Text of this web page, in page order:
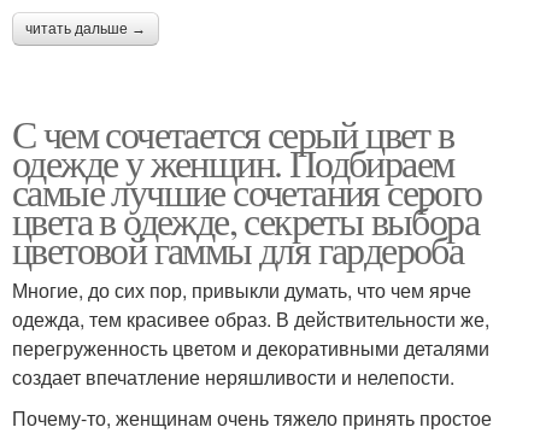
читать дальше →
С чем сочетается серый цвет в
одежде у женщин. Подбираем
самые лучшие сочетания серого
цвета в одежде, секреты выбора
цветовой гаммы для гардероба
Многие, до сих пор, привыкли думать, что чем ярче
одежда, тем красивее образ. В действительности же,
перегруженность цветом и декоративными деталями
создает впечатление неряшливости и нелепости.
Почему-то, женщинам очень тяжело принять простое